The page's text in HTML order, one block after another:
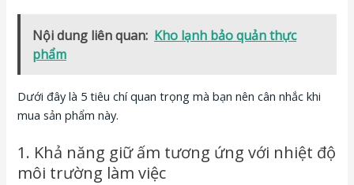
Nội dung liên quan: Kho lạnh bảo quản thực
phẩm
Dưới đây là 5 tiêu chí quan trọng mà bạn nên cân nhắc khi
mua sản phẩm này.
1. Khả năng giữ ấm tương ứng với nhiệt độ
môi trường làm việc